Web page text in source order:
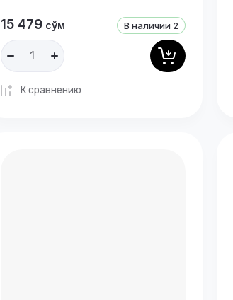
В наличии 2
15 479 сўм
К сравнению